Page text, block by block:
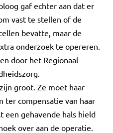
gaf echter aan dat er
vast te stellen of de
bevatte, maar de
onderzoek te opereren.
door het Regionaal
groot. Ze moet haar
ter compensatie van haar
een gehavende hals hield
over aan de operatie.